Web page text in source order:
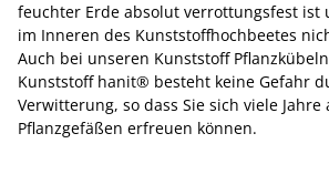
feuchter Erde absolut verrottungsfest ist
im Inneren des Kunststoffhochbeetes
Auch bei unseren Kunststoff
Kunststoff hanit® besteht keine Gefahr
Verwitterung, so dass Sie sich viele Jahre
Pflanzgefäßen erfreuen können.